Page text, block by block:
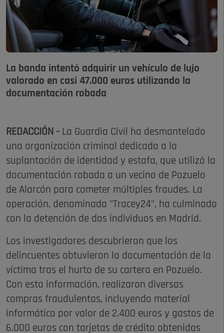
La banda intentó adquirir un vehículo de lujo
valorado en casi 47.000 euros utilizando la
documentación robada
REDACCIÓN - La Guardia Civil ha desmantelado
una organización criminal dedicada a la
suplantación de identidad y estafa, que utilizó la
documentación robada a un vecino de Pozuelo
de Alarcón para cometer múltiples fraudes. La
operación, denominada "Tracey24", ha culminado
con la detención de dos individuos en Madrid.
Los investigadores descubrieron que los
delincuentes obtuvieron la documentación de la
víctima tras el hurto de su cartera en Pozuelo.
Con esta información, realizaron diversas
compras fraudulentas, incluyendo material
informático por valor de 2.400 euros y gastos de
6.000 euros con tarjetas de crédito obtenidas